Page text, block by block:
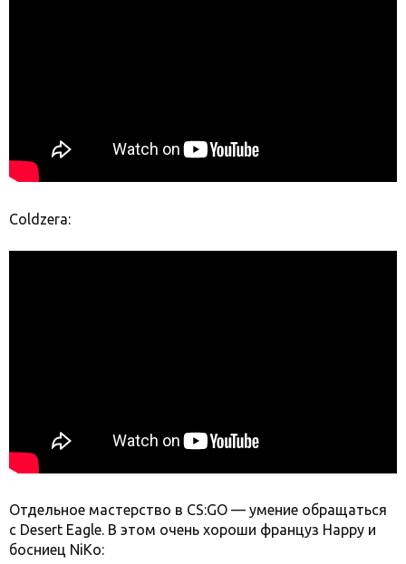
Coldzera:
Отдельное мастерство в CS:GO — умение обращаться
с Desert Eagle. В этом очень хороши француз Happy и
босниец NiKo: